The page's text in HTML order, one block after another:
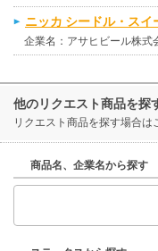
ニッカ シードル・スイ
企業名：アサヒビール株式
他のリクエスト商品を探
リクエスト商品を探す場合は
商品名、企業名から探す